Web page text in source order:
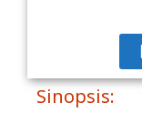
Sinopsis: